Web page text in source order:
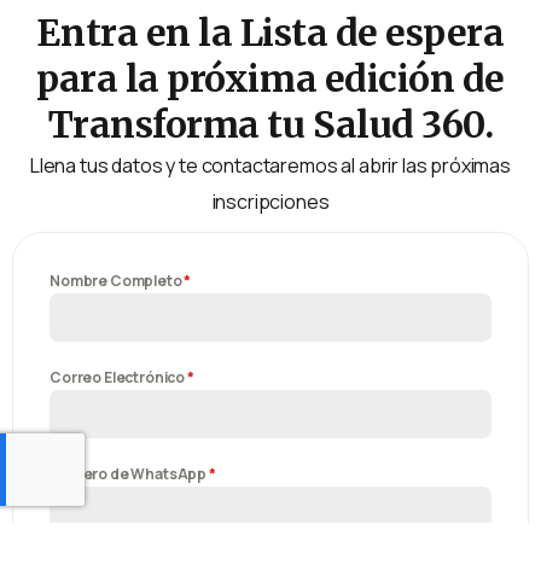
Entra en la Lista de espera
para la próxima edición de
Transforma tu Salud 360.
Llena tus datos y te contactaremos al abrir las próximas
inscripciones
Nombre Completo*
Correo Electrónico*
Número de WhatsApp*